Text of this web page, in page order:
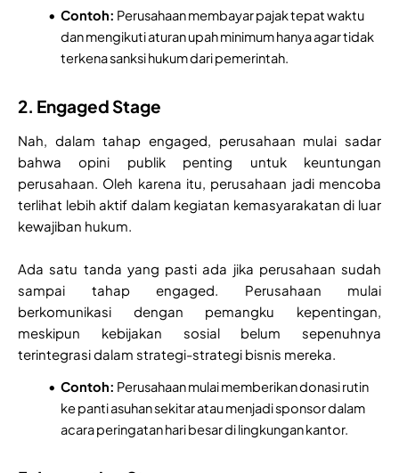
Contoh: Perusahaan membayar pajak tepat waktu
dan mengikuti aturan upah minimum hanya agar tidak
terkena sanksi hukum dari pemerintah.
2. Engaged Stage
Nah, dalam tahap engaged, perusahaan mulai sadar
bahwa opini publik penting untuk keuntungan
perusahaan. Oleh karena itu, perusahaan jadi mencoba
terlihat lebih aktif dalam kegiatan kemasyarakatan di luar
kewajiban hukum.
Ada satu tanda yang pasti ada jika perusahaan sudah
sampai tahap engaged. Perusahaan mulai
berkomunikasi dengan pemangku kepentingan,
meskipun kebijakan sosial belum sepenuhnya
terintegrasi dalam strategi-strategi bisnis mereka.
Contoh: Perusahaan mulai memberikan donasi rutin
ke panti asuhan sekitar atau menjadi sponsor dalam
acara peringatan hari besar di lingkungan kantor.